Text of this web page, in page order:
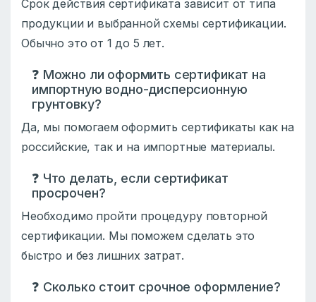
Срок действия сертификата зависит от типа
продукции и выбранной схемы сертификации.
Обычно это от 1 до 5 лет.
❓ Можно ли оформить сертификат на
импортную водно-дисперсионную
грунтовку?
Да, мы помогаем оформить сертификаты как на
российские, так и на импортные материалы.
❓ Что делать, если сертификат
просрочен?
Необходимо пройти процедуру повторной
сертификации. Мы поможем сделать это
быстро и без лишних затрат.
❓ Сколько стоит срочное оформление?